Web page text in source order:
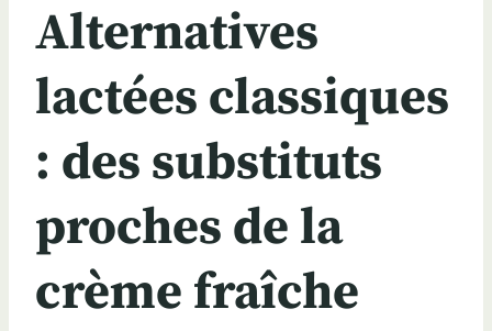
Alternatives
lactées classiques
: des substituts
proches de la
crème fraîche